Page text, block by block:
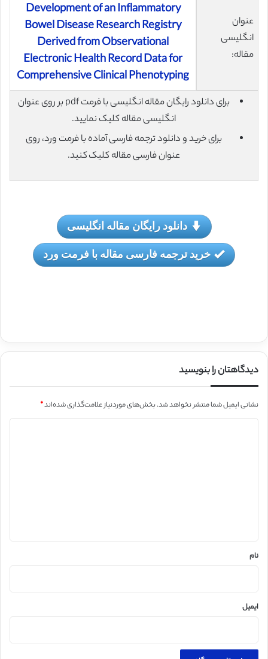
عنوان
انگلیسی
مقاله:
Development of an Inflammatory
Bowel Disease Research Registry
Derived from Observational
Electronic Health Record Data for
Comprehensive Clinical Phenotyping
برای دانلود رایگان مقاله انگلیسی با فرمت pdf بر روی عنوان
انگلیسی مقاله کلیک نمایید.
برای خرید و دانلود ترجمه فارسی آماده با فرمت ورد، روی
عنوان فارسی مقاله کلیک کنید.
دانلود رایگان مقاله انگلیسی
خرید ترجمه فارسی مقاله با فرمت ورد
دیدگاهتان را بنویسید
نشانی ایمیل شما منتشر نخواهد شد.بخش‌های موردنیاز علامت‌گذاری شده‌اند*
نام
ایمیل